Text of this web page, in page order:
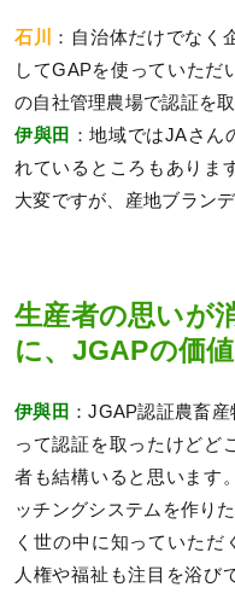
石川
：自治体だけでなく
してGAPを使っていただ
の自社管理農場で認証を
伊與田
：地域ではJAさん
れているところもありま
大変ですが、産地ブラン
生産者の思いが
に、JGAPの価
伊與田 ：JGAP認証農畜
って認証を取ったけどど
者も結構いると思います
ッチングシステムを作り
く世の中に知っていた
人権や福祉も注目を浴び